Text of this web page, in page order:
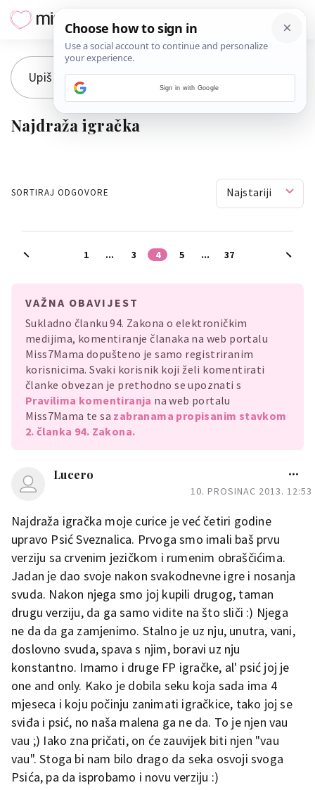
Najdraža igračka
SORTIRAJ ODGOVORE Najstariji
1 ... 3 4 5 ... 37
VAŽNA OBAVIJEST
Sukladno članku 94. Zakona o elektroničkim
medijima, komentiranje članaka na web portalu
Miss7Mama dopušteno je samo registriranim
korisnicima. Svaki korisnik koji želi komentirati
članke obvezan je prethodno se upoznati s
Pravilima komentiranja na web portalu
Miss7Mama te sa zabranama propisanim stavkom
2. članka 94. Zakona.
Lucero
10. PROSINAC 2013. 12:53
Najdraža igračka moje curice je već četiri godine
upravo Psić Sveznalica. Prvoga smo imali baš prvu
verziju sa crvenim jezičkom i rumenim obraščićima.
Jadan je dao svoje nakon svakodnevne igre i nosanja
svuda. Nakon njega smo joj kupili drugog, taman
drugu verziju, da ga samo vidite na što sliči :) Njega
ne da da ga zamjenimo. Stalno je uz nju, unutra, vani,
doslovno svuda, spava s njim, boravi uz nju
konstantno. Imamo i druge FP igračke, al' psić joj je
one and only. Kako je dobila seku koja sada ima 4
mjeseca i koju počinju zanimati igračkice, tako joj se
sviđa i psić, no naša malena ga ne da. To je njen vau
vau ;) Iako zna pričati, on će zauvijek biti njen "vau
vau". Stoga bi nam bilo drago da seka osvoji svoga
Psića, pa da isprobamo i novu verziju :)
Sign in with Google